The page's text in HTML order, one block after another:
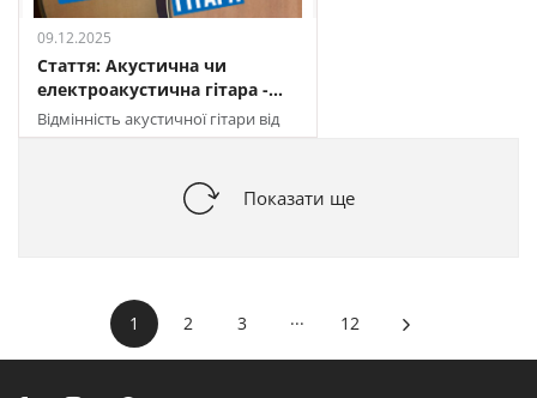
09.12.2025
Стаття: Акустична чи
електроакустична гітара -...
Відмінність акустичної гітари від
електроакустичної: порівняння і
Показати ще
1 2 3 ... 12